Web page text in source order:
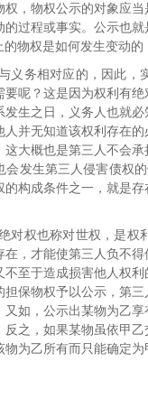
，物权公示的对象应
过程或事实。公示也
物权是如何发生变动
义务相对应的，因此
呢？这是因为权利有
生之日，义务人也就
并无知道该权利存在
大概也是第三人不会
发生第三人侵害债权
构成条件之一，就是
对权也称对世权，是
，才能使第三人负不
至于造成损害他人权
保物权予以公示，第
如，公示出某物为乙
之，如果某物虽依甲
为乙所有而只能确定